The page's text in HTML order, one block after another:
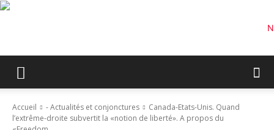
Accueil - Actualités et conjonctures
Canada-Etats-Unis. Quand
l’extrême-droite subvertit la «notion de liberté». A propos du